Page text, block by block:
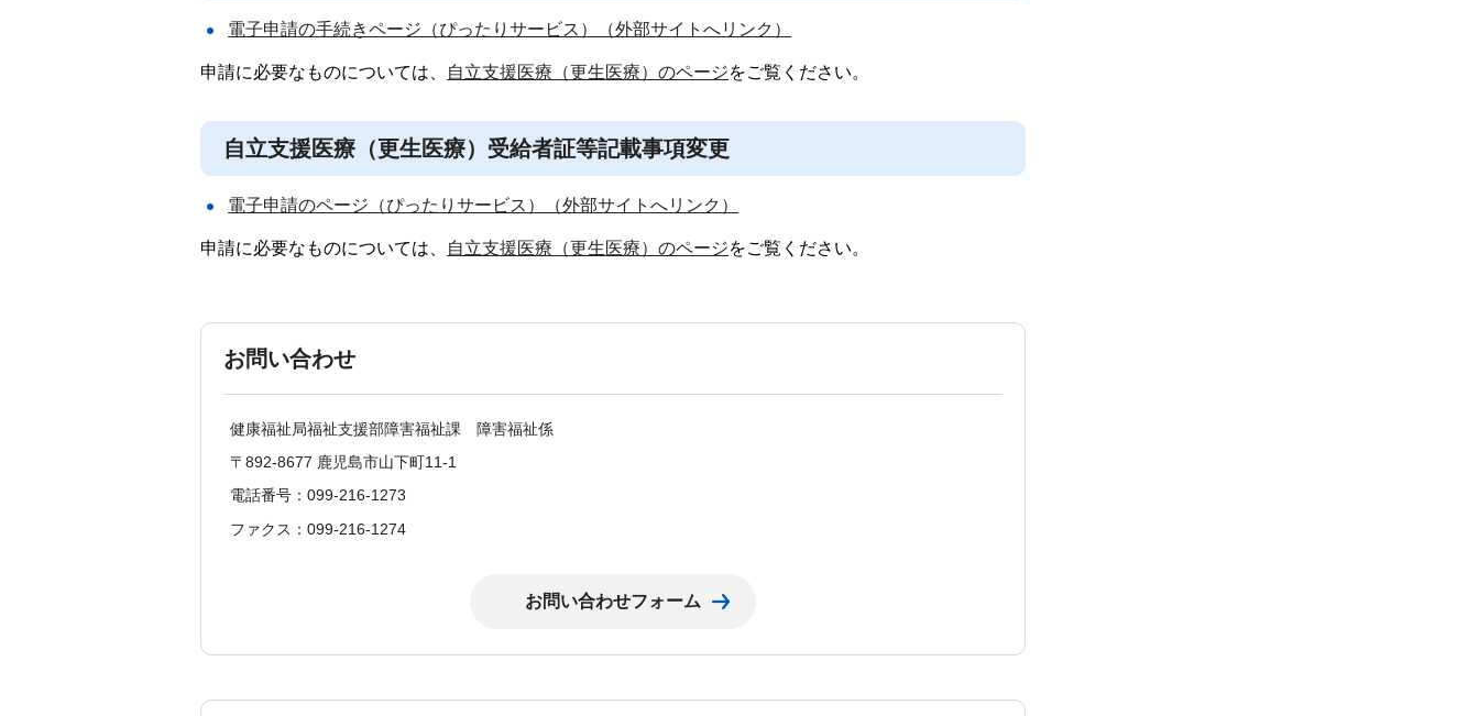
電子申請の手続きページ（ぴったりサービス）（外部サイトへリンク）
申請に必要なものについては、 自立支援医療（更生医療）のページをご覧ください。
自立支援医療（更生医療）受給者証等記載事項変更
電子申請のページ（ぴったりサービス）（外部サイトへリンク）
申請に必要なものについては、 自立支援医療（更生医療）のページをご覧ください。
お問い合わせ
健康福祉局福祉支援部障害福祉課 障害福祉係
〒892-8677 鹿児島市山下町11-1
電話番号：099-216-1273
ファクス：099-216-1274